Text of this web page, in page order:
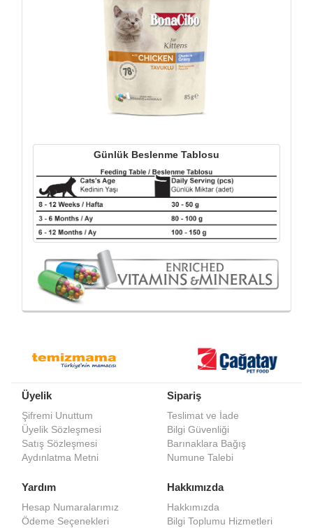
Günlük Beslenme Tablosu
Üyelik
Şifremi Unuttum
Üyelik Sözleşmesi
Satış Sözleşmesi
Aydınlatma Metni
Sipariş
Teslimat ve İade
Bilgi Güvenliği
Barınaklara Bağış
Numune Talebi
Yardım
Hesap Numaralarımız
Ödeme Seçenekleri
Hakkımızda
Hakkımızda
Bilgi Toplumu Hizmetleri